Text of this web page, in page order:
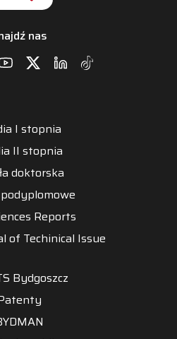
nas
I stopnia
II stopnia
doktorska
Reports
of Techinical Issue
Bydgoszcz